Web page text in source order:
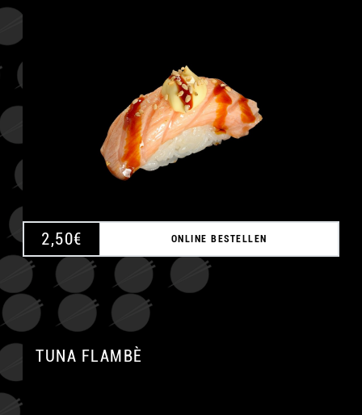
2,50€ ONLINE BESTELLEN
TUNA FLAMBÈ